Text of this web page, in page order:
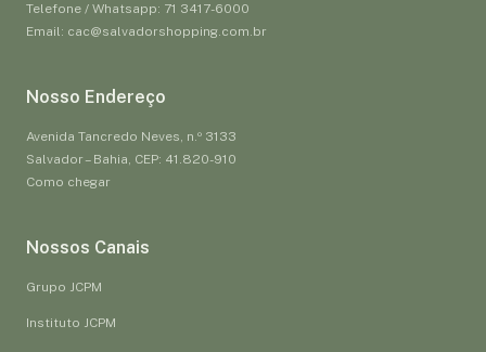
Telefone / Whatsapp: 71 3417-6000
Email: cac@salvadorshopping.com.br
Nosso Endereço
Avenida Tancredo Neves, n.º 3133
Salvador – Bahia, CEP: 41.820-910
Como chegar
Nossos Canais
Grupo JCPM
Instituto JCPM